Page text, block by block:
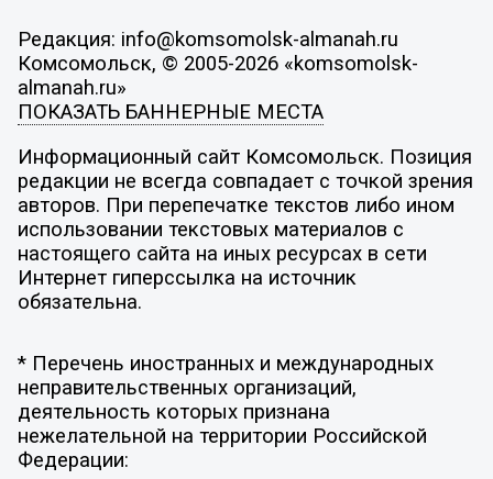
Редакция: info@komsomolsk-almanah.ru
Комсомольск, © 2005-2026 «komsomolsk-
almanah.ru»
ПОКАЗАТЬ БАННЕРНЫЕ МЕСТА
Информационный сайт Комсомольск. Позиция
редакции не всегда совпадает с точкой зрения
авторов. При перепечатке текстов либо ином
использовании текстовых материалов с
настоящего сайта на иных ресурсах в сети
Интернет гиперссылка на источник
обязательна.
* Перечень иностранных и международных
неправительственных организаций,
деятельность которых признана
нежелательной на территории Российской
Федерации: